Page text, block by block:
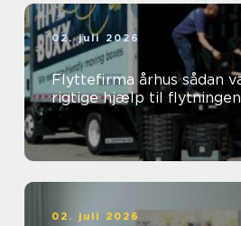
02. juli 2026
Flyttefirma århus sådan vælger du den
rigtige hjælp til flytningen
02. juli 2026